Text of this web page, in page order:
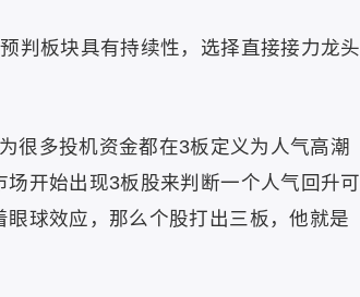
判板块具有持续性，选择直接接力龙头
很多投机资金都在3板定义为人气高潮
开始出现3板股来判断一个人气回升可
球效应，那么个股打出三板，他就是